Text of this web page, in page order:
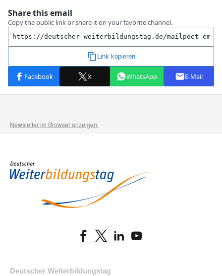
Newsletter im Browser anzeigen.
Deutscher Weiterbildungstag